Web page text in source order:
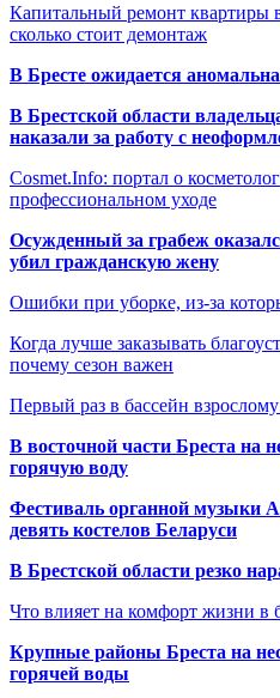
Капитальный ремонт квартиры
сколько стоит демонтаж
В Бресте ожидается
В Брестской области
наказали за работу с
Cosmet.Info: портал о
профессиональном уходе
Осужденный за грабеж
убил гражданскую жену
Ошибки при уборке, из-за
Когда лучше заказывать
почему сезон важен
Первый раз в бассейн
В восточной части Бреста на
горячую воду
Фестиваль органной музыки
девять костелов Беларуси
В Брестской области резко
Что влияет на комфорт жизни в
Крупные районы Бреста на
горячей воды